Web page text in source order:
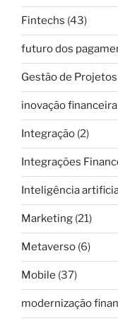
Fintechs (43)
futuro dos
Gestão de Projetos
inovação financeira
Integração (2)
Integrações
Inteligência
Marketing (21)
Metaverso (6)
Mobile (37)
modernização